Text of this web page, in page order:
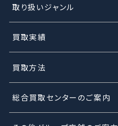
取り扱いジャンル
買取実績
買取方法
総合買取センターのご案内